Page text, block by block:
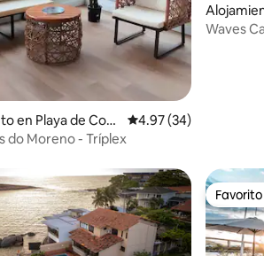
de 5, 135 reseñas
en Playa de Cost
Calificación promedio:
4.97 (34)
do Moreno - Tríplex
Waves